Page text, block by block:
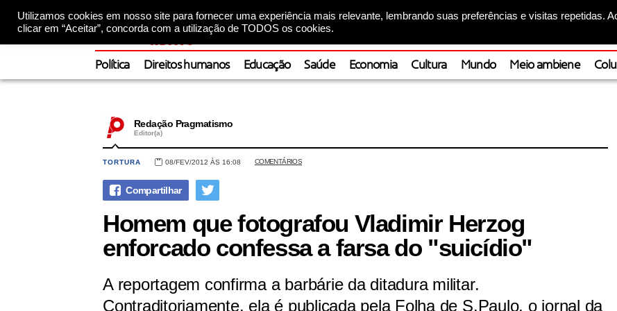
Utilizamos cookies em nosso site para fornecer uma experiência mais relevante, lembrando suas preferências e visitas repetidas.
clicar em “Aceitar”, concorda com a utilização de TODOS os cookies.
Política Direitos humanos Educação Saúde Economia Cultura Mundo Meio ambiene
Redação Pragmatismo
Editor(a)
TORTURA 08/FEV/2012 ÀS 16:08 COMENTÁRIOS
Homem que fotografou Vladimir Herzog
enforcado confessa a farsa do "suicídio"
A reportagem confirma a barbárie da ditadura militar.
Contraditoriamente, ela é publicada pela Folha de S.Paulo, o jornal da